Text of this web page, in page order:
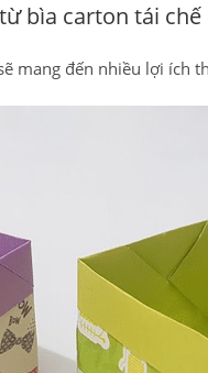
bìa carton tái chế
mang đến nhiều lợi ích